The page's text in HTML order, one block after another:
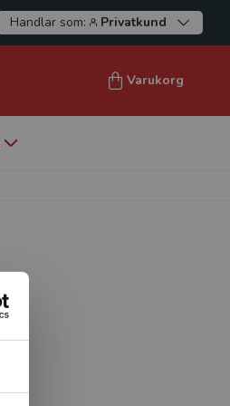
Handlar som: Privatkund
Varukorg